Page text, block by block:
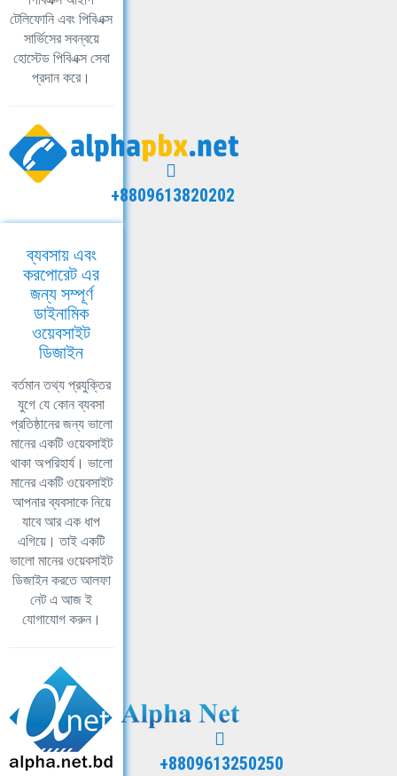
টেলিফোনি এবং পিবিএক্স
সার্ভিসের সবন্বয়ে
হোস্টেড পিবিএক্স সেবা
প্রদান করে।
+8809613820202
ব্যবসায় এবং
করপোরেট এর
জন্য সম্পূর্ণ
ডাইনামিক
ওয়েবসাইট
ডিজাইন
বর্তমান তথ্য প্রযুক্তির
যুগে যে কোন ব্যবসা
প্রতিষ্ঠানের জন্য ভালো
মানের একটি ওয়েবসাইট
থাকা অপরিহার্য। ভালো
মানের একটি ওয়েবসাইট
আপনার ব্যবসাকে নিয়ে
যাবে আর এক ধাপ
এগিয়ে। তাই একটি
ভালো মানের ওয়েবসাইট
ডিজাইন করতে আলফা
নেট এ আজ ই
যোগাযোগ করুন।
+8809613250250